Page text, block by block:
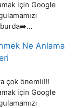
için Google
burda➡️…
Ne Anlama
çok önemli!!!
için Google